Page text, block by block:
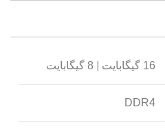
16 گیگابایت | 8 گیگابایت
DDR4